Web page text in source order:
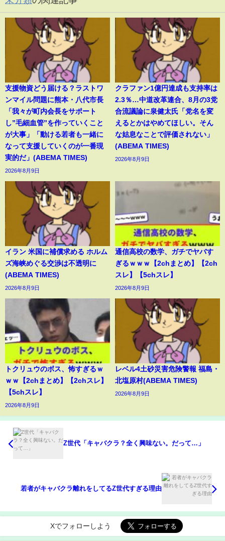
支援物資どう届ける？ラストワ
ンマイル問題に熊本・八代市長
「我々が町内会長をサポート
し”毛細血管”を作っていくこと
が大事」「動ける若者も一緒に
なって支援していくのが一番現
実的だ」(ABEMA TIMES)
2026年8月9日
クラファン1億円達成も支持率は
2.3％…中道改革連合、8月の3党
合流議論に泉健太氏「党名を変
えるとかはやめてほしい。そん
な姑息なことで評価されない」
(ABEMA TIMES)
2026年8月9日
イラン 米国に補償求める ホルム
ズ海峡めぐる交渉は不透明に
(ABEMA TIMES)
2026年8月9日
通信高校の数学、ガチでヤバす
ぎるｗｗｗ【2chまとめ】【2ch
スレ】【5chスレ】
2026年8月9日
トクリュウのボス、怖すぎるｗ
ｗｗ【2chまとめ】【2chスレ】
【5chスレ】
2026年8月9日
レベル4土砂災害危険警報 福島・
北塩原村(ABEMA TIMES)
2026年8月9日
Z世代「キャバクラ？全く興味ない。だって…」
若者がキャバクラ離れをしてるZ世代すぎる理由
Xでフォローしよう